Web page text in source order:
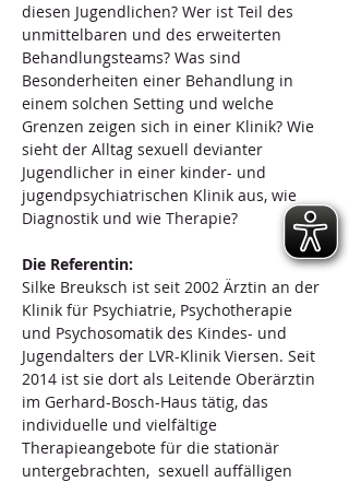
diesen Jugendlichen? Wer ist Teil des
unmittelbaren und des erweiterten
Behandlungsteams? Was sind
Besonderheiten einer Behandlung in
einem solchen Setting und welche
Grenzen zeigen sich in einer Klinik? Wie
sieht der Alltag sexuell devianter
Jugendlicher in einer kinder- und
jugendpsychiatrischen Klinik aus, wie
Diagnostik und wie Therapie?
Die Referentin:
Silke Breuksch ist seit 2002 Ärztin an der
Klinik für Psychiatrie, Psychotherapie
und Psychosomatik des Kindes- und
Jugendalters der LVR-Klinik Viersen. Seit
2014 ist sie dort als Leitende Oberärztin
im Gerhard-Bosch-Haus tätig, das
individuelle und vielfältige
Therapieangebote für die stationär
untergebrachten,  sexuell auffälligen